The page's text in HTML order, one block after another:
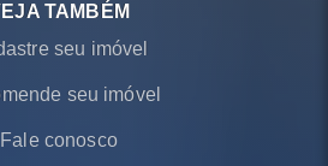
TAMBÉM
seu imóvel
seu imóvel
Fale conosco